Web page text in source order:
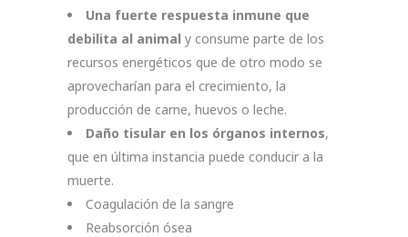
Una fuerte respuesta inmune que
debilita al animal y consume parte de los
recursos energéticos que de otro modo se
aprovecharían para el crecimiento, la
producción de carne, huevos o leche.
Daño tisular en los órganos internos,
que en última instancia puede conducir a la
muerte.
Coagulación de la sangre
Reabsorción ósea